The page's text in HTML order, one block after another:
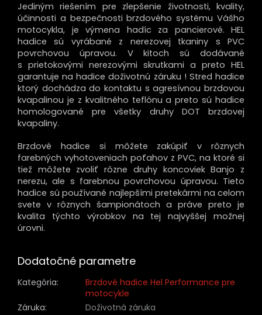
Jediným riešením pre zlepšenie životnosti, kvality,
účinnosti a bezpečnosti brzdového systému Vášho
motocykla, je výmena hadíc za pancierové. HEL
hadice sú vyrábané z nerezovej tkaniny s PVC
povrchovou úpravou. V kitoch sú dodávané
s prietokovými nerezovými skrutkami a preto HEL
garantuje na hadice doživotnú záruku ! Stred hadice
ktorý dochádza do kontaktu s agresívnou brzdovou
kvapalinou je z kvalitného teflónu a preto sú hadice
homologované pre všetky druhy DOT brzdovej
kvapaliny.
Brzdové hadice si môžete zakúpiť v rôznych
farebných vyhotoveniach poťahov z PVC, na ktoré si
tiež môžete zvoliť rôzne druhy koncoviek Banjo z
nerezu, ale s farebnou povrchovou úpravou. Tieto
hadice sú používané najlepšími pretekármi na celom
svete v rôznych šampionátoch a práve preto je
kvalita týchto výrobkov na tej najvyššej možnej
úrovni.
Dodatočné parametre
Kategória:
Brzdové hadice Hel Performance pre
motocykle
Záruka:
Doživotná záruka